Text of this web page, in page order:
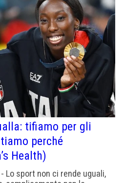
tifiamo per gli
perché
Health)
- Lo sport non ci rende uguali,